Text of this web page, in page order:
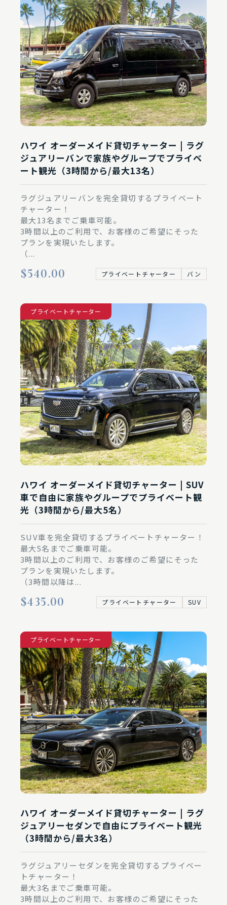
ハワイ オーダーメイド貸切チャーター | ラグ
ジュアリーバンで家族やグループでプライベ
ート観光（3時間から/最大13名）
ラグジュアリーバンを完全貸切するプライベート
チャーター！
最大13名までご乗車可能。
3時間以上のご利用で、お客様のご希望にそった
プランを実現いたします。
（...
$540.00 プライベートチャーター バン
プライベートチャーター
ハワイ オーダーメイド貸切チャーター | SUV
車で自由に家族やグループでプライベート観
光（3時間から/最大5名）
SUV車を完全貸切するプライベートチャーター！
最大5名までご乗車可能。
3時間以上のご利用で、お客様のご希望にそった
プランを実現いたします。
（3時間以降は...
$435.00 プライベートチャーター SUV
プライベートチャーター
ハワイ オーダーメイド貸切チャーター | ラグ
ジュアリーセダンで自由にプライベート観光
（3時間から/最大3名）
ラグジュアリーセダンを完全貸切するプライベー
トチャーター！
最大3名までご乗車可能。
3時間以上のご利用で、お客様のご希望にそった